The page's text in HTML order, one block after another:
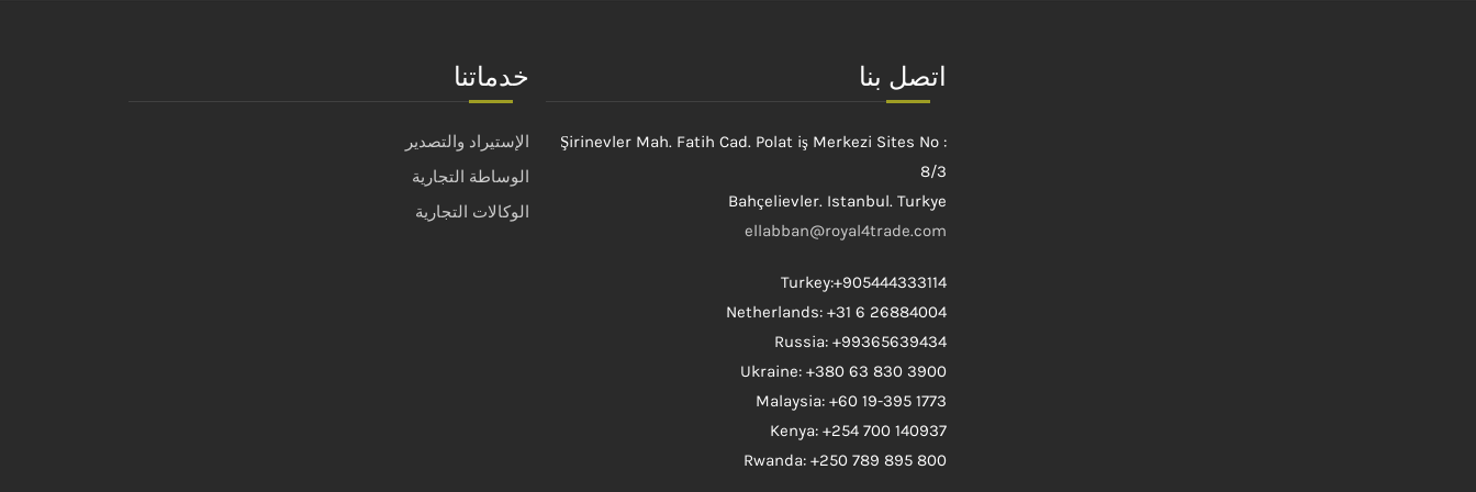
خدماتنا
الإستيراد والتصدير
الوساطة التجارية
الوكالات التجارية
اتصل بنا
Şirinevler Mah. Fatih Cad. Polat iş Merkezi Sites No :
8/3
Bahçelievler. Istanbul. Turkye
ellabban@royal4trade.com
Turkey:+905444333114
Netherlands: +31 6 26884004
Russia: +99365639434
Ukraine: +380 63 830 3900
Malaysia: +60 19-395 1773
Kenya: +254 700 140937
Rwanda: +250 789 895 800